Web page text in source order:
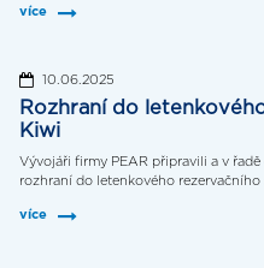
více
10.06.2025
Rozhraní do
Kiwi
Vývojáři firmy PEAR připravili a v
rozhraní do letenkového rezervačního
více